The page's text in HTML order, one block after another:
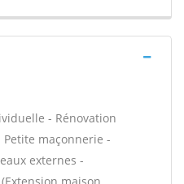
- Rénovation
Petite maçonnerie -
externes -